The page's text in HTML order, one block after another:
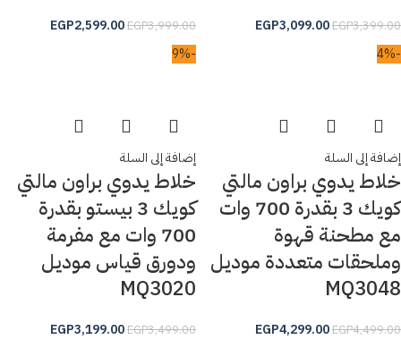
EGP3,399.00
EGP3,099.00
EGP3,999.00
EGP2,599.00
-4%
إضافة إلى السلة
خلاط يدوي براون مالتي
كويك 3 بقدرة 700 وات
مع مطحنة قهوة
وملحقات متعددة موديل
MQ3048
EGP4,499.00
EGP4,299.00
-9%
إضافة إلى السلة
خلاط يدوي براون مالتي
كويك 3 بيستو بقدرة
700 وات مع مفرمة
ودورق قياس موديل
MQ3020
EGP3,499.00
EGP3,199.00